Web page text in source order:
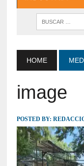
HOME
image
POSTED BY: